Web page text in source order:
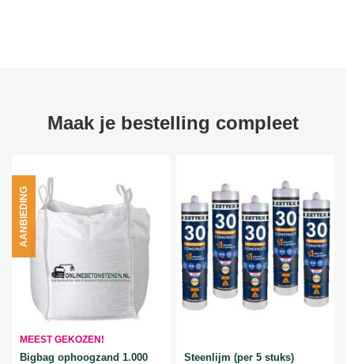
Maak je bestelling compleet
MEEST GEKOZEN!
Bigbag ophoogzand 1.000
AANBIEDING
Steenlijm (per 5 stuks)